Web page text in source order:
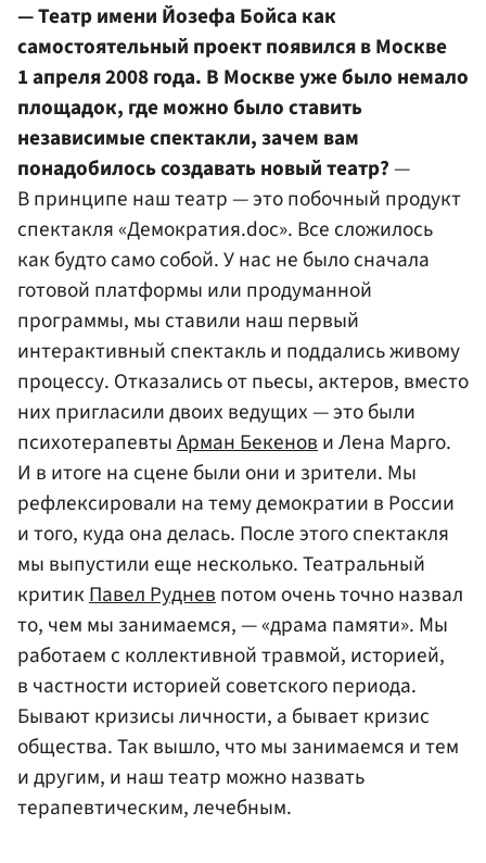
— Театр имени Йозефа Бойса как
самостоятельный проект появился в Москве
1 апреля 2008 года. В Москве уже было немало
площадок, где можно было ставить
независимые спектакли, зачем вам
понадобилось создавать новый театр?—
В принципе наш театр — это побочный продукт
спектакля «Демократия.doc». Все сложилось
как будто само собой. У нас не было сначала
готовой платформы или продуманной
программы, мы ставили наш первый
интерактивный спектакль и поддались живому
процессу. Отказались от пьесы, актеров, вместо
них пригласили двоих ведущих — это были
психотерапевтыАрман Бекенови Лена Марго.
И в итоге на сцене были они и зрители. Мы
рефлексировали на тему демократии в России
и того, куда она делась. После этого спектакля
мы выпустили еще несколько. Театральный
критикПавел Рудневпотом очень точно назвал
то, чем мы занимаемся, — «драма памяти». Мы
работаем с коллективной травмой, историей,
в частности историей советского периода.
Бывают кризисы личности, а бывает кризис
общества. Так вышло, что мы занимаемся и тем
и другим, и наш театр можно назвать
терапевтическим, лечебным.